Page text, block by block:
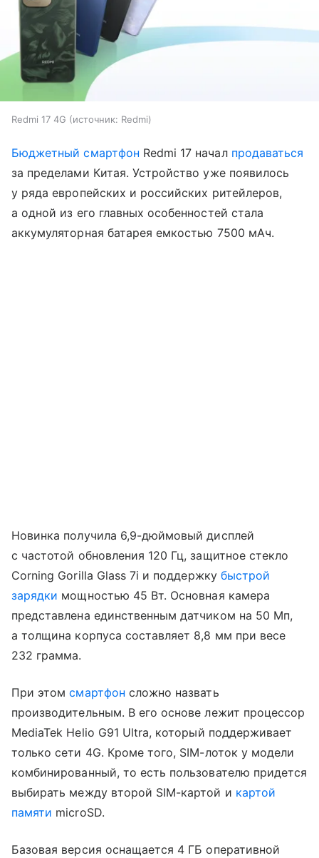
Redmi 17 4G источник: Redmi
Бюджетный смартфон Redmi 17 начал продаваться
за пределами Китая. Устройство уже появилось
у ряда европейских и российских ритейлеров,
а одной из его главных особенностей стала
аккумуляторная батарея емкостью 7500 мАч.
Новинка получила 6,9-дюймовый дисплей
с частотой обновления 120 Гц, защитное стекло
Corning Gorilla Glass 7i и поддержку быстрой
зарядки мощностью 45 Вт. Основная камера
представлена единственным датчиком на 50 Мп,
а толщина корпуса составляет 8,8 мм при весе
232 грамма.
При этомсмартфон сложно назвать
производительным. В его основе лежит процессор
MediaTek Helio G91 Ultra, который поддерживает
только сети 4G. Кроме того, SIM-лоток у модели
комбинированный, то есть пользователю придется
выбирать между второй SIM-картой и картой
памяти microSD.
Базовая версия оснащается 4 ГБ оперативной